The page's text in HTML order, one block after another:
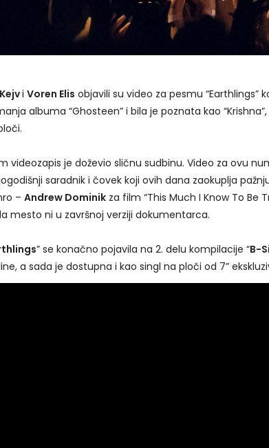
i Voren Elis objavili su video za pesmu “Earthlings”
albuma “Ghosteen” i bila je poznata kao
videozapis je doževio sličnu sudbinu. Video za ovu
saradnik i čovek koji ovih dana zaokuplja
– Andrew Dominik za film “This Much I Know To Be
mesto ni u završnoj verziji dokumentarca.
” se konačno pojavila na 2. delu kompilacije “B-
a sada je dostupna i kao singl na ploči od 7”